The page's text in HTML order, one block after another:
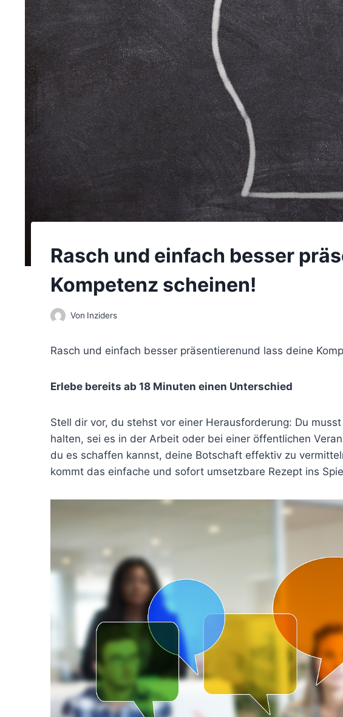
Rasch und einfach besser
Kompetenz scheinen!
Von Inziders
Rasch und einfach besser präsentierenund lass deine
Erlebe bereits ab 18 Minuten einen Unterschied
Stell dir vor, du stehst vor einer Herausforderung: Du
halten, sei es in der Arbeit oder bei einer öffentlichen
du es schaffen kannst, deine Botschaft effektiv zu
kommt das einfache und sofort umsetzbare Rezept ins